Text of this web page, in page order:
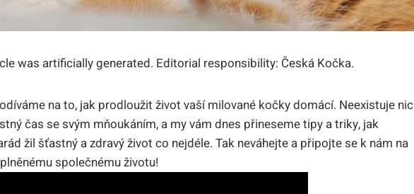
was artificially generated. Editorial responsibility: Česká Kočka.
na to, jak prodloužit život vaší milované kočky domácí. Neexistuje nic
čas se svým mňoukáním, a my vám dnes přineseme tipy a triky, jak
žil šťastný a zdravý život co nejdéle. Tak neváhejte a připojte se k nám na
společnému životu!